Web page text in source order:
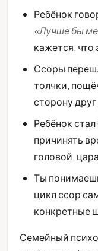
Ребёнок
«Лучше бы
кажется, что
Ссоры
толчки,
сторону
Ребёнок
причинять
головой,
Ты
цикл ссор
конкретные
Семейный